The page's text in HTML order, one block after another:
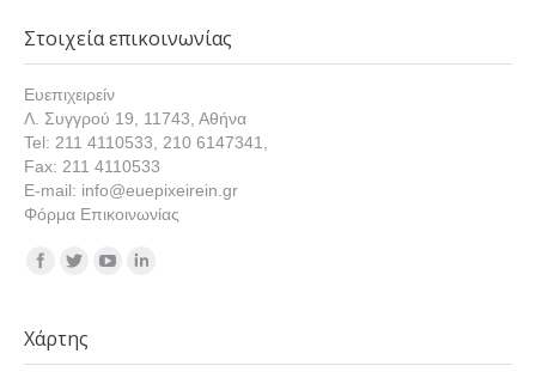
Στοιχεία επικοινωνίας
Ευεπιχειρείν
Λ. Συγγρού 19, 11743, Αθήνα
Tel: 211 4110533, 210 6147341,
Fax: 211 4110533
E-mail: info@euepixeirein.gr
Φόρμα Επικοινωνίας
Find us on:
Χάρτης